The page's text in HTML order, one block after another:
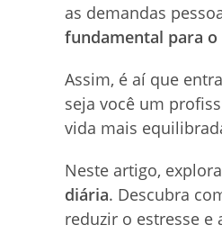
as demandas
fundamental para o
Assim, é aí que
seja você um
vida mais
Neste artigo,
diária. Descubra
reduzir o estresse